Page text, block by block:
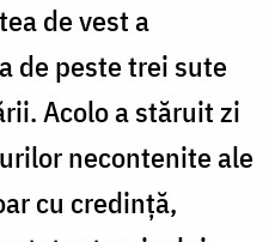
de vest a
de peste trei sute
Acolo a stăruit zi
necontenite ale
cu credință,